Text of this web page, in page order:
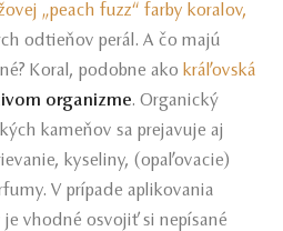
„peach fuzz“ farby koralov,
odtieňov perál. A čo majú
Koral, podobne ako kráľovská
organizme. Organický
kameňov sa prejavuje aj
kyseliny, (opaľovacie)
V prípade aplikovania
vhodné osvojiť si nepísané